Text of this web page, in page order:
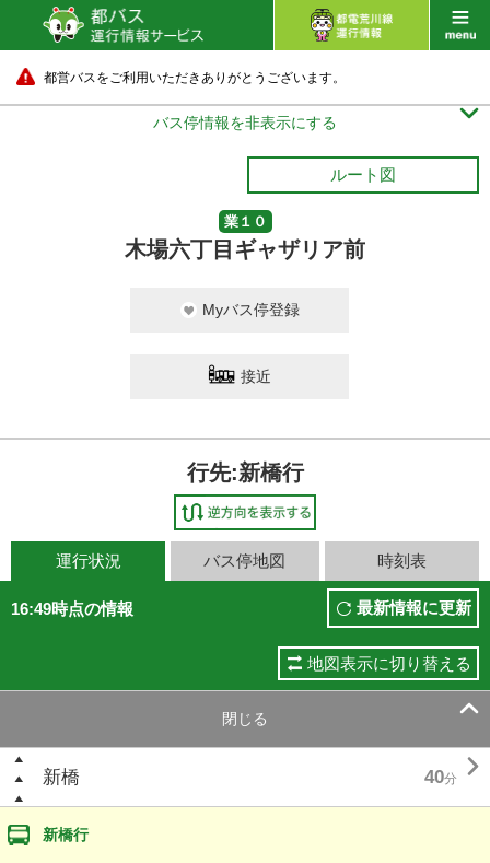
都営バスをご利用いただきありがとうございます。
バス停情報を非表示にする 
ルート図
業１０
木場六丁目ギャザリア前
Myバス停登録
接近
行先:新橋行
運行状況 バス停地図 時刻表
16:49時点の情報 最新情報に更新
地図表示に切り替える
閉じる 
新橋 40分 
新橋行